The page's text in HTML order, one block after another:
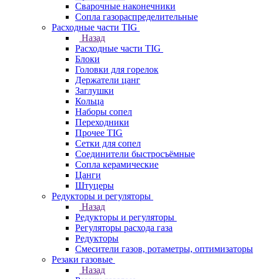
Сварочные наконечники
Сопла газораспределительные
Расходные части TIG
Назад
Расходные части TIG
Блоки
Головки для горелок
Держатели цанг
Заглушки
Кольца
Наборы сопел
Переходники
Прочее TIG
Сетки для сопел
Соединители быстросъёмные
Сопла керамические
Цанги
Штуцеры
Редукторы и регуляторы
Назад
Редукторы и регуляторы
Регуляторы расхода газа
Редукторы
Смесители газов, ротаметры, оптимизаторы
Резаки газовые
Назад